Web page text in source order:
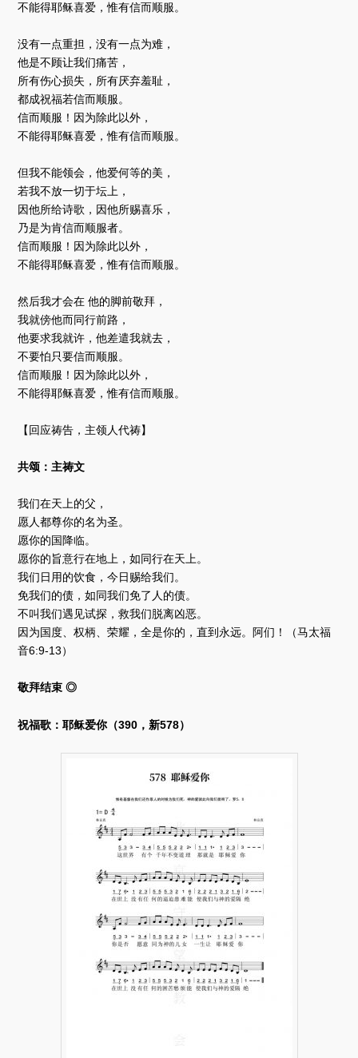
不能得耶稣喜爱，惟有信而顺服。
没有一点重担，没有一点为难，
他是不顾让我们痛苦，
所有伤心损失，所有厌弃羞耻，
都成祝福若信而顺服。
信而顺服！因为除此以外，
不能得耶稣喜爱，惟有信而顺服。
但我不能领会，他爱何等的美，
若我不放一切于坛上，
因他所给诗歌，因他所赐喜乐，
乃是为肯信而顺服者。
信而顺服！因为除此以外，
不能得耶稣喜爱，惟有信而顺服。
然后我才会在 他的脚前敬拜，
我就傍他而同行前路，
他要求我就许，他差遣我就去，
不要怕只要信而顺服。
信而顺服！因为除此以外，
不能得耶稣喜爱，惟有信而顺服。
【回应祷告，主领人代祷】
共颂：主祷文
我们在天上的父，
愿人都尊你的名为圣。
愿你的国降临。
愿你的旨意行在地上，如同行在天上。
我们日用的饮食，今日赐给我们。
免我们的债，如同我们免了人的债。
不叫我们遇见试探，救我们脱离凶恶。
因为国度、权柄、荣耀，全是你的，直到永远。阿们！（马太福
音6:9-13）
敬拜结束 ◎
祝福歌：耶稣爱你（390，新578）